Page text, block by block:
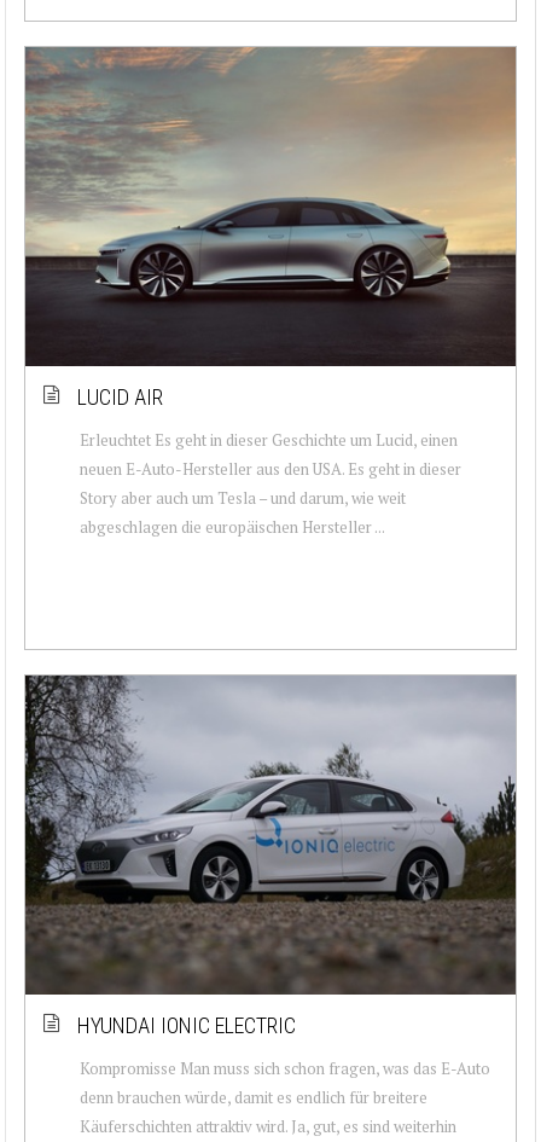
LUCID AIR
Erleuchtet Es geht in dieser Geschichte um Lucid, einen
neuen E-Auto-Hersteller aus den USA. Es geht in dieser
Story aber auch um Tesla – und darum, wie weit
abgeschlagen die europäischen Hersteller ...
HYUNDAI IONIC ELECTRIC
Kompromisse Man muss sich schon fragen, was das E-Auto
denn brauchen würde, damit es endlich für breitere
Käuferschichten attraktiv wird. Ja, gut, es sind weiterhin